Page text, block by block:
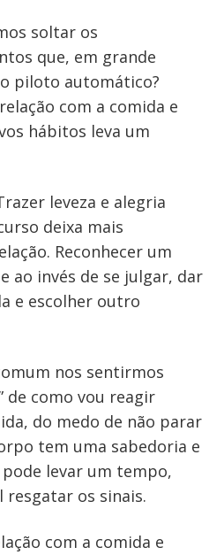
soltar os
que, em grande
piloto automático?
com a comida e
hábitos leva um
leveza e alegria
deixa mais
Reconhecer um
ao invés de se julgar, dar
e escolher outro
nos sentirmos
de como vou reagir
do medo de não parar
tem uma sabedoria e
levar um tempo,
resgatar os sinais.
com a comida e